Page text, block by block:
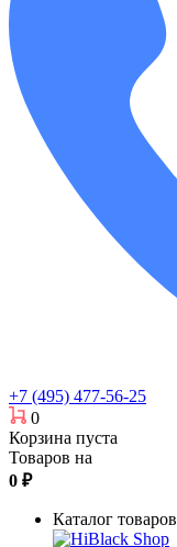
+7 (495) 477-56-25
0
Корзина пуста
Товаров на
0 ₽
Каталог товаров